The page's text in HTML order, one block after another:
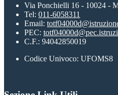
Via Ponchielli 16 - 10024 -
Tel: 011-6058311
Email:
PEC:
C.F.: 94042850019
Codice Univoco: UFOMS8